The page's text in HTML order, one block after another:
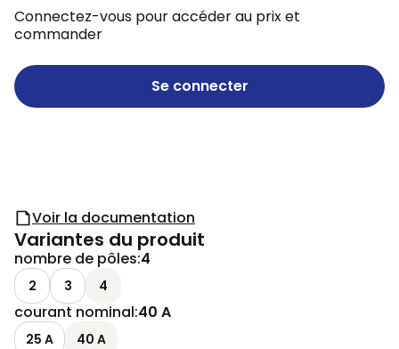
Connectez-vous pour accéder au prix et
commander
Se connecter
Voir la documentation
Variantes du produit
nombre de pôles:4
2 3 4
courant nominal:40 A
25 A 40 A